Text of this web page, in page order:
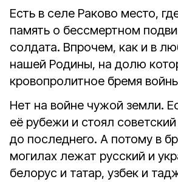
Есть в селе Раково место,
память о бессмертном
солдата. Впрочем, как и в
нашей Родины, на долю
кровопролитное бремя
Нет на войне чужой земли.
её рубежи и стоял
до последнего. А потому в
могилах лежат русский и
белорус и татар, узбек и